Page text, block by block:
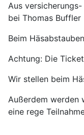
Aus
bei Thomas Buffler
Beim
Achtung: Die
Wir stellen beim
Außerdem werden
eine rege